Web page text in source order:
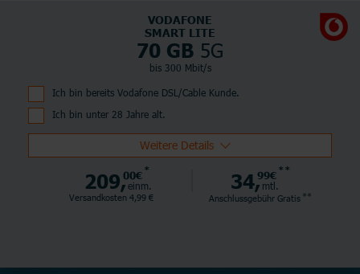
VODAFONE
SMART LITE
70 GB 5G
bis 300 Mbit/s
Ich bin bereits Vodafone DSL/Cable Kunde.
Ich bin unter 28 Jahre alt.
Weitere Details
209,00€ *
einm.
Versandkosten 4,99 €
34,99€ **
mtl.
Anschlussgebühr Gratis **